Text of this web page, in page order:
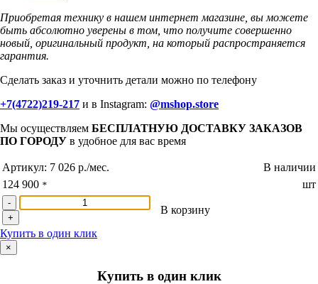
Приобретая технику в нашем интернет магазине, вы можете
быть абсолютно уверены в том, что получите совершенно
новый, оригинальный продукт, на который распространяется
гарантия.
Сделать заказ и уточнить детали можно по телефону
+7(4722)219-217 и в Instagram: @mshop.store
Мы осуществляем БЕСПЛАТНУЮ ДОСТАВКУ ЗАКАЗОВ
ПО ГОРОДУ в удобное для вас время
Артикул: 7 026 р./мес.
В наличии
124 900 * шт
-
+
В корзину
Купить в один клик
×
Купить в один клик